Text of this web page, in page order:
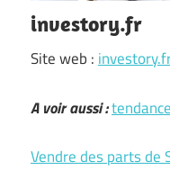
investory.fr
Site web :
A voir aussi :
Vendre des parts de